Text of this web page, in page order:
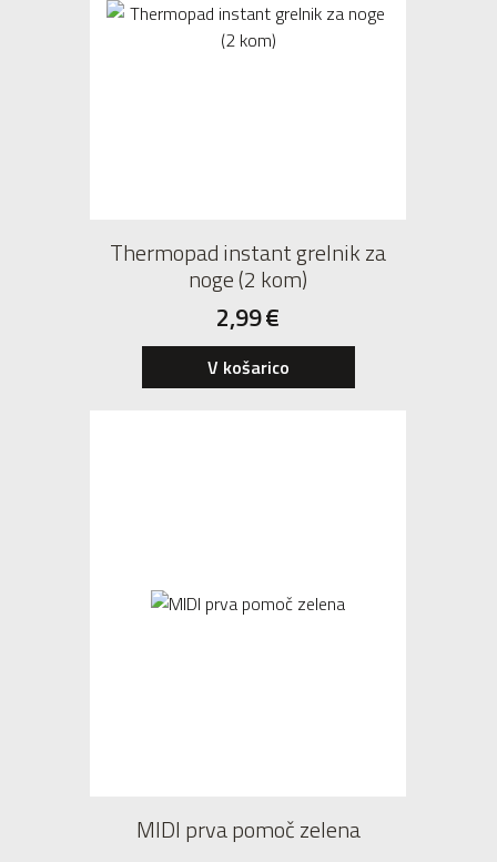
Thermopad instant grelnik za
noge (2 kom)
2,99€
V košarico
MIDI prva pomoč zelena